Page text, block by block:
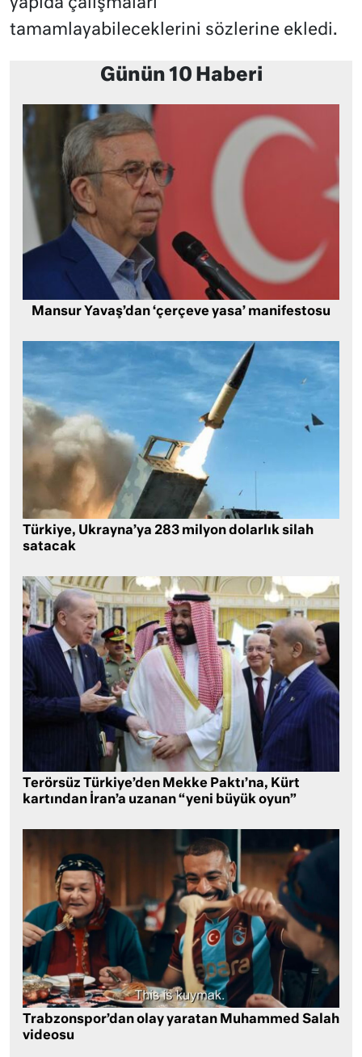
tamamlayabileceklerini sözlerine ekledi.
Günün 10 Haberi
Mansur Yavaş’dan ‘çerçeve yasa’ manifestosu
Türkiye, Ukrayna’ya 283 milyon dolarlık silah
satacak
Terörsüz Türkiye’den Mekke Paktı’na, Kürt
kartından İran’a uzanan “yeni büyük oyun”
Trabzonspor’dan olay yaratan Muhammed Salah
videosu